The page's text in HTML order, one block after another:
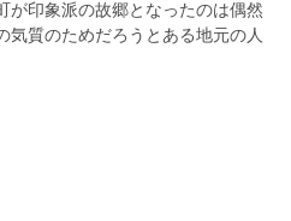
が印象派の故郷となったのは偶然
気質のためだろうとある地元の人